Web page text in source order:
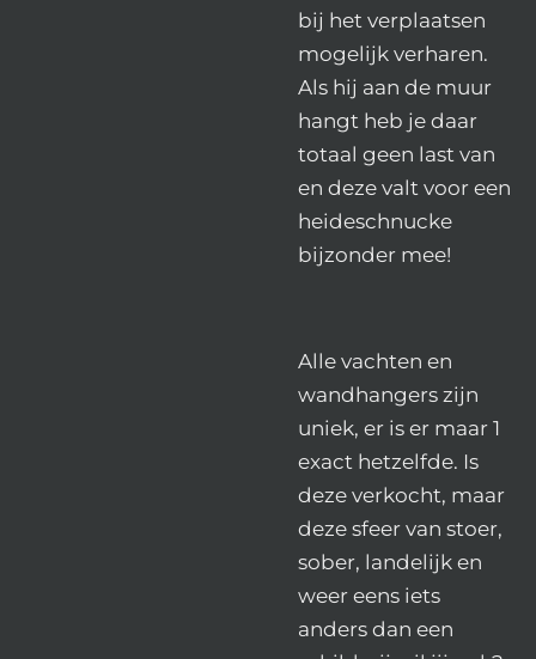
bij het verplaatsen
mogelijk verharen.
Als hij aan de muur
hangt heb je daar
totaal geen last van
en deze valt voor een
heideschnucke
bijzonder mee!
Alle vachten en
wandhangers zijn
uniek, er is er maar 1
exact hetzelfde. Is
deze verkocht, maar
deze sfeer van stoer,
sober, landelijk en
weer eens iets
anders dan een